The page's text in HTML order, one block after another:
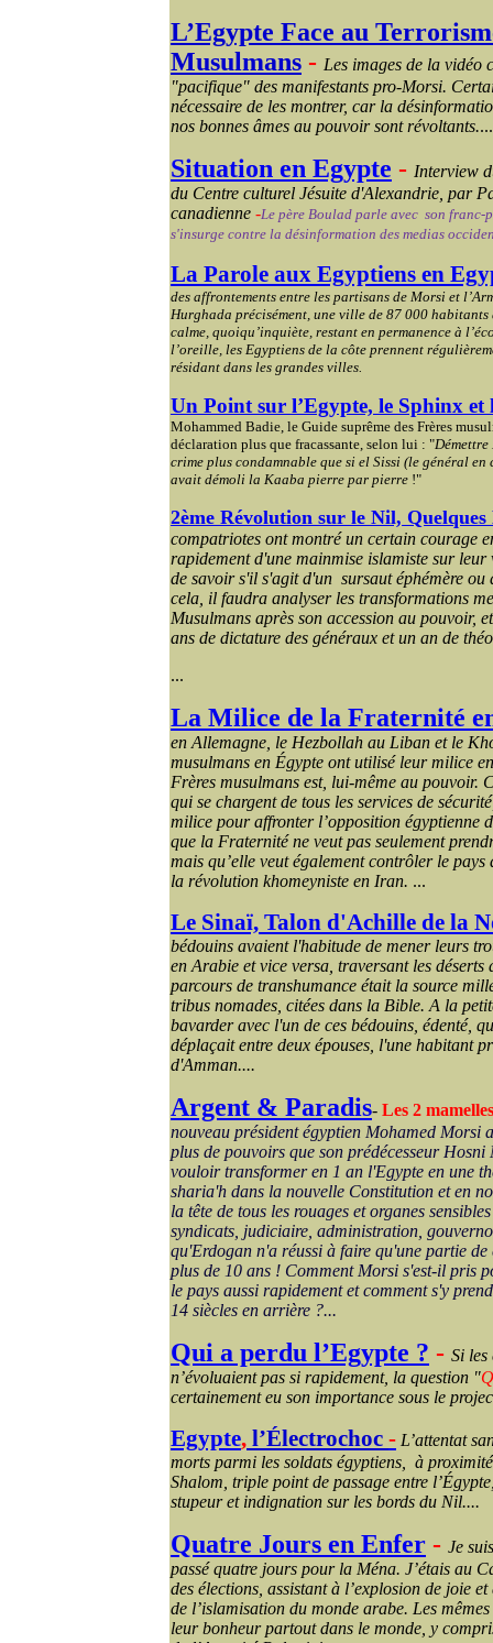
L’Egypte Face au
Musulmans - Les images de la vidéo
"pacifique" des manifestants pro-Morsi.
nécessaire de les montrer, car la
nos bonnes âmes au pouvoir sont révoltants....
Situation en Egypte - Interview
du Centre culturel Jésuite d'Alexandrie, par
canadienne -Le père Boulad parle avec son franc-
s'insurge contre la désinformation des medias
La Parole aux Egyptiens en
des affrontements entre les partisans de Morsi et
Hurghada précisément, une ville de 87 000
calme, quoiqu’inquiète, restant en permanence à
l’oreille, les Egyptiens de la côte prennent
résidant dans les grandes villes.
Un Point sur l’Egypte, le Sphinx et
Mohammed Badie, le Guide suprême des Frères
déclaration plus que fracassante, selon lui : "Démettre
crime plus condamnable que si el Sissi (le général en
avait démoli la Kaaba pierre par pierre !"
2ème Révolution sur le Nil,
compatriotes ont montré un certain courage
rapidement d'une mainmise islamiste sur
de savoir s'il s'agit d'un sursaut éphémère
cela, il faudra analyser les transformations
Musulmans après son accession au pouvoir,
ans de dictature des généraux et un an de
...
La Milice de la Fraternité
en Allemagne, le Hezbollah au Liban et le
musulmans en Égypte ont utilisé leur milice
Frères musulmans est, lui-même au pouvoir.
qui se chargent de tous les services de
milice pour affronter l’opposition égyptienne
que la Fraternité ne veut pas seulement
mais qu’elle veut également contrôler le
la révolution khomeyniste en Iran. ...
Le Sinaï, Talon d'Achille de la
bédouins avaient l'habitude de mener leurs
en Arabie et vice versa, traversant les déserts
parcours de transhumance était la source
tribus nomades, citées dans la Bible. A la
bavarder avec l'un de ces bédouins, édenté,
déplaçait entre deux épouses, l'une habitant
d'Amman....
Argent & Paradis- Les 2
nouveau président égyptien Mohamed Morsi
plus de pouvoirs que son prédécesseur
vouloir transformer en 1 an l'Egypte en une
sharia'h dans la nouvelle Constitution et en
la tête de tous les rouages et organes
syndicats, judiciaire, administration,
qu'Erdogan n'a réussi à faire qu'une partie
plus de 10 ans ! Comment Morsi s'est-il pris
le pays aussi rapidement et comment s'y
14 siècles en arrière ?...
Qui a perdu l’Egypte ? - Si les
n’évoluaient pas si rapidement, la question "
certainement eu son importance sous le
Egypte, l’Électrochoc - L’attentat
morts parmi les soldats égyptiens, à
Shalom , triple point de passage entre
stupeur et indignation sur les bords du Nil....
Quatre Jours en Enfer - Je
passé quatre jours pour la Ména. J’étais au
des élections, assistant à l’explosion de joie
de l’islamisation du monde arabe. Les mêmes
leur bonheur partout dans le monde, y